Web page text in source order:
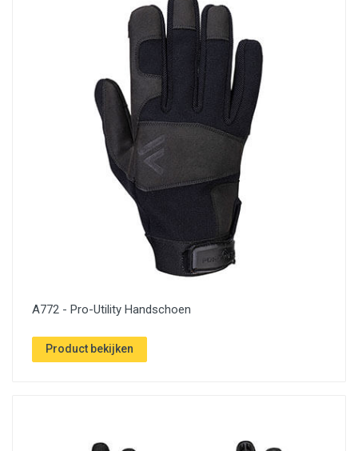
A772 - Pro-Utility Handschoen
Product bekijken